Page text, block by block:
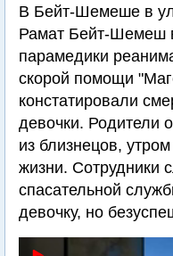
В Бейт-Шемеше в
Рамат Бейт-Шемеш
парамедики
скорой помощи
констатировали
девочки. Родители
из близнецов,
жизни. Сотрудники
спасательной
девочку, но